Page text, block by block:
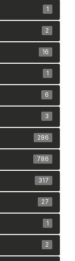
1
2
16
1
6
3
286
786
317
27
1
2